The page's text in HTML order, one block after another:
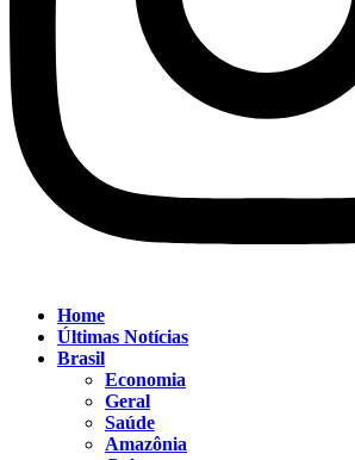
Home
Últimas Notícias
Brasil
Economia
Geral
Saúde
Amazônia